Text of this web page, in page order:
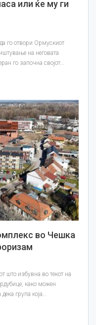
или ќе му ги
го отвори Ормускиот
на неговата
го започна својот…
во Чешка
што избувна во текот на
како можен
група која…